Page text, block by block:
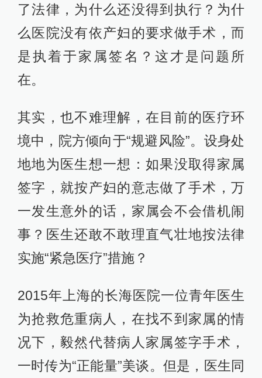
了法律，为什么还没得到执行？为什
么医院没有依产妇的要求做手术，而
是执着于家属签名？这才是问题所
在。
其实，也不难理解，在目前的医疗环
境中，院方倾向于“规避风险”。设身处
地地为医生想一想：如果没取得家属
签字，就按产妇的意志做了手术，万
一发生意外的话，家属会不会借机闹
事？医生还敢不敢理直气壮地按法律
实施“紧急医疗”措施？
2015年上海的长海医院一位青年医生
为抢救危重病人，在找不到家属的情
况下，毅然代替病人家属签字手术，
一时传为“正能量”美谈。但是，医生同